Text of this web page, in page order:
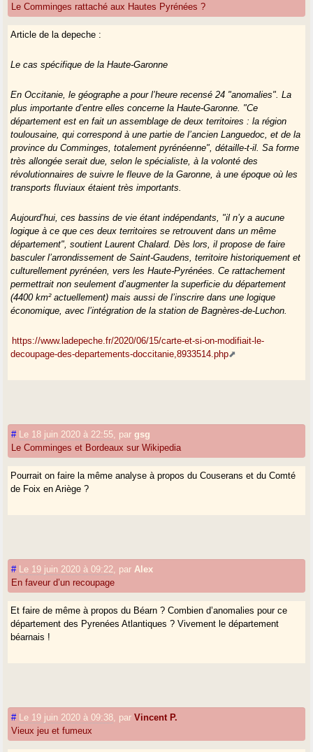
Le Comminges rattaché aux Hautes Pyrénées ?
Article de la depeche :
Le cas spécifique de la Haute-Garonne
En Occitanie, le géographe a pour l’heure recensé 24 "anomalies". La
plus importante d’entre elles concerne la Haute-Garonne. "Ce
département est en fait un assemblage de deux territoires : la région
toulousaine, qui correspond à une partie de l’ancien Languedoc, et de la
province du Comminges, totalement pyrénéenne", détaille-t-il. Sa forme
très allongée serait due, selon le spécialiste, à la volonté des
révolutionnaires de suivre le fleuve de la Garonne, à une époque où les
transports fluviaux étaient très importants.
Aujourd’hui, ces bassins de vie étant indépendants, "il n’y a aucune
logique à ce que ces deux territoires se retrouvent dans un même
département", soutient Laurent Chalard. Dès lors, il propose de faire
basculer l’arrondissement de Saint-Gaudens, territoire historiquement et
culturellement pyrénéen, vers les Haute-Pyrénées. Ce rattachement
permettrait non seulement d’augmenter la superficie du département
(4400 km² actuellement) mais aussi de l’inscrire dans une logique
économique, avec l’intégration de la station de Bagnères-de-Luchon.
https://www.ladepeche.fr/2020/06/15/carte-et-si-on-modifiait-le-
decoupage-des-departements-doccitanie,8933514.php
# Le 18 juin 2020 à 22:55 pargsg
Le Comminges et Bordeaux sur Wikipedia
Pourrait on faire la même analyse à propos du Couserans et du Comté
de Foix en Ariège ?
# Le 19 juin 2020 à 09:22 par Alex
En faveur d’un recoupage
Et faire de même à propos du Béarn ? Combien d’anomalies pour ce
département des Pyrenées Atlantiques ? Vivement le département
béarnais !
# Le 19 juin 2020 à 09:38 parVincent P.
Vieux jeu et fumeux